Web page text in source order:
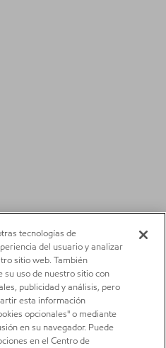
tecnologías de
del usuario y analizar
sitio web. También
uso de nuestro sitio con
publicidad y análisis, pero
esta información
opcionales" o mediante
en su navegador. Puede
en el Centro de